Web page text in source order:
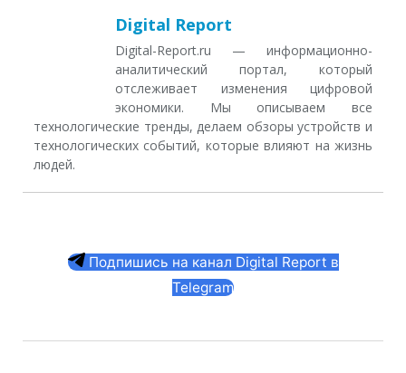
Digital Report
Digital-Report.ru — информационно-
аналитический портал, который
отслеживает изменения цифровой
экономики. Мы описываем все
технологические тренды, делаем обзоры устройств и
технологических событий, которые влияют на жизнь
людей.
Подпишись на канал Digital Report в
Telegram